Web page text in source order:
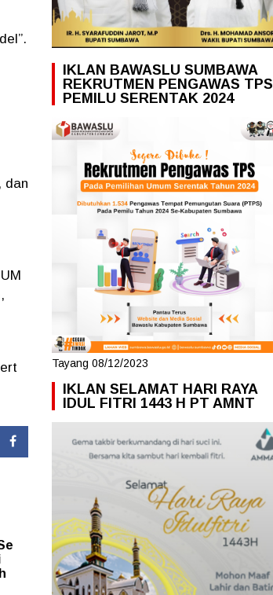
dan
IKLAN BAWASLU SUMBAWA
REKRUTMEN PENGAWAS TPS
PEMILU SERENTAK 2024
Tayang 08/12/2023
IKLAN SELAMAT HARI RAYA
IDUL FITRI 1443 H PT AMNT